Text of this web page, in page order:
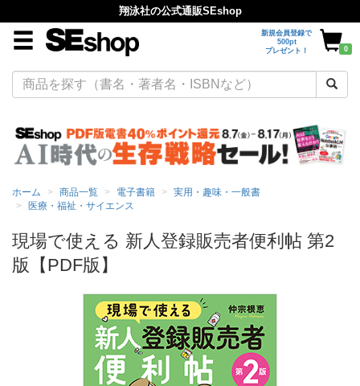
翔泳社の公式通販SEshop
新規会員登録で
500pt
プレゼント！
0
ホーム 商品一覧 電子書籍
実用・趣味・一般書
医療・福祉・サイエンス
現場で使える 新人登録販売者便利帖 第2
版【PDF版】